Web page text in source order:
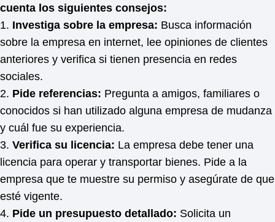
cuenta los siguientes consejos:
1. Investiga sobre la empresa: Busca información
sobre la empresa en internet, lee opiniones de clientes
anteriores y verifica si tienen presencia en redes
sociales.
2. Pide referencias: Pregunta a amigos, familiares o
conocidos si han utilizado alguna empresa de mudanza
y cuál fue su experiencia.
3. Verifica su licencia: La empresa debe tener una
licencia para operar y transportar bienes. Pide a la
empresa que te muestre su permiso y asegúrate de que
esté vigente.
4. Pide un presupuesto detallado: Solicita un